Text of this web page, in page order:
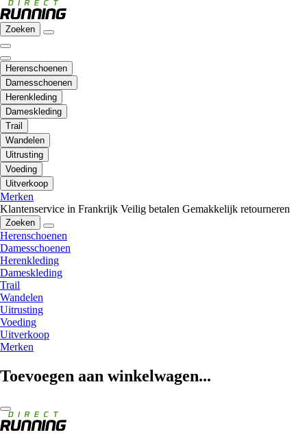
Zoeken
Herenschoenen
Damesschoenen
Herenkleding
Dameskleding
Trail
Wandelen
Uitrusting
Voeding
Uitverkoop
Merken
Klantenservice in Frankrijk Veilig betalen Gemakkelijk retourneren
Zoeken
Herenschoenen
Damesschoenen
Herenkleding
Dameskleding
Trail
Wandelen
Uitrusting
Voeding
Uitverkoop
Merken
Toevoegen aan winkelwagen...